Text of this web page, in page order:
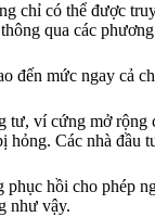
chỉ có thể được
qua các
đến mức ngay cả
tư, ví cứng mở
hỏng. Các nhà
hồi cho phép
như vậy.